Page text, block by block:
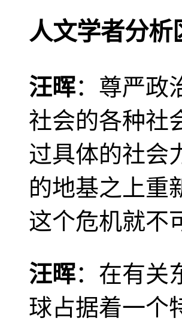
人文学者分析
汪晖：尊严政
社会的各种社
过具体的社会
的地基之上重
这个危机就不
汪晖：在有关
球占据着一个